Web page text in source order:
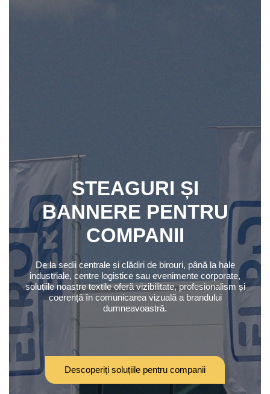
STEAGURI ȘI
BANNERE PENTRU
COMPANII
De la sedii centrale și clădiri de birouri, până la hale
industriale, centre logistice sau evenimente corporate,
soluțiile noastre textile oferă vizibilitate, profesionalism și
coerență în comunicarea vizuală a brandului
dumneavoastră.
Descoperiți soluțiile pentru companii